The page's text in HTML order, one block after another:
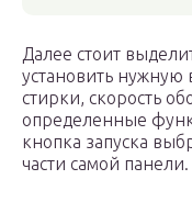
Далее стоит
установить нужную
стирки, скорость
определенные
кнопка запуска
части самой панели.